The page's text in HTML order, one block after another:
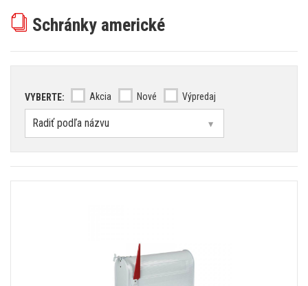
Schránky americké
VYBERTE: Akcia Nové Výpredaj